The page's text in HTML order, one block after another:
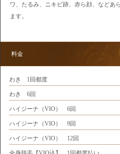
ワ、たるみ、ニキビ跡、赤ら顔、などあ
ます。
料金
わき 1回都度
わき 6回
ハイジーナ（VIO） 6回
ハイジーナ（VIO） 9回
ハイジーナ（VIO） 12回